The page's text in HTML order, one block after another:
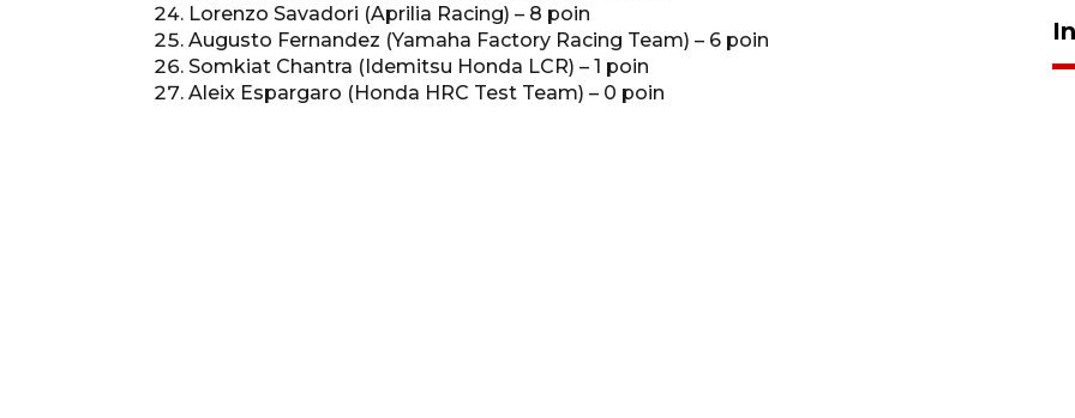
Lorenzo Savadori (Aprilia Racing) – 8 poin
Augusto Fernandez (Yamaha Factory Racing Team) – 6 poin
Somkiat Chantra (Idemitsu Honda LCR) – 1 poin
Aleix Espargaro (Honda HRC Test Team) – 0 poin